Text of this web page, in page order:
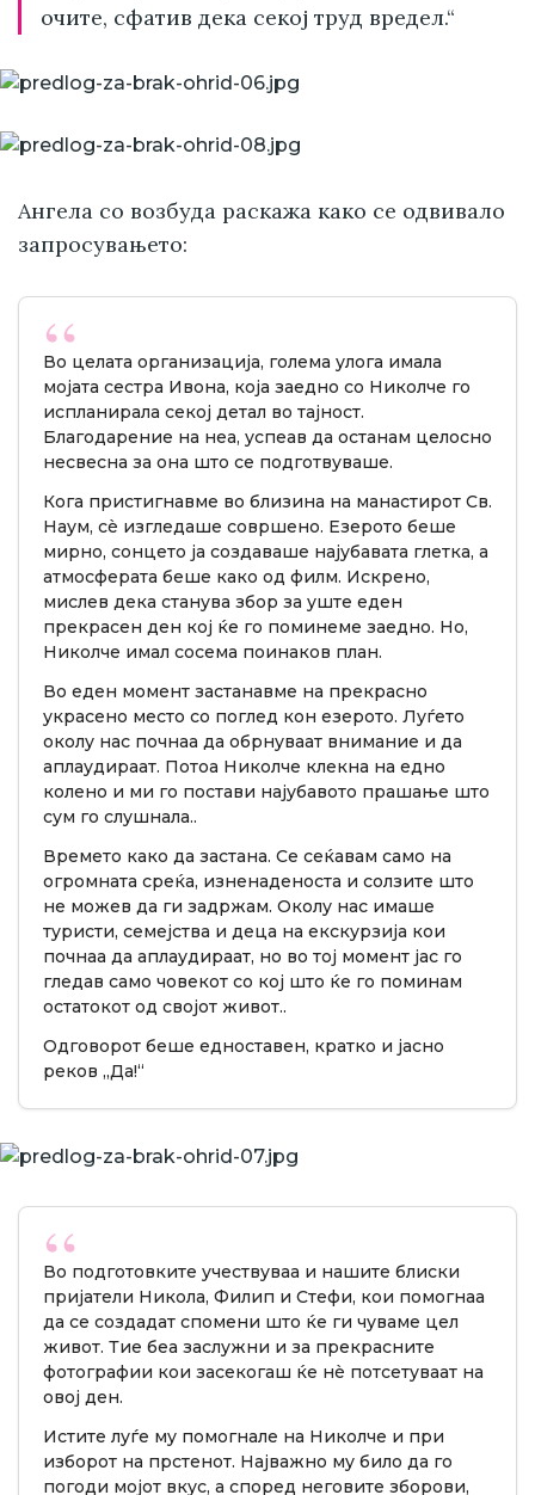
очите, сфатив дека секој труд вредел.“
Ангела со возбуда раскажа како се одвивало
запросувањето:
Во целата организација, голема улога имала
мојата сестра Ивона, која заедно со Николче го
испланирала секој детал во тајност.
Благодарение на неа, успеав да останам целосно
несвесна за она што се подготвуваше.
Кога пристигнавме во близина на манастирот Св.
Наум, сè изгледаше совршено. Езерото беше
мирно, сонцето ја создаваше најубавата глетка, а
атмосферата беше како од филм. Искрено,
мислев дека станува збор за уште еден
прекрасен ден кој ќе го поминеме заедно. Но,
Николче имал сосема поинаков план.
Во еден момент застанавме на прекрасно
украсено место со поглед кон езерото. Луѓето
околу нас почнаа да обрнуваат внимание и да
аплаудираат. Потоа Николче клекна на едно
колено и ми го постави најубавото прашање што
сум го слушнала..
Времето како да застана. Се сеќавам само на
огромната среќа, изненаденоста и солзите што
не можев да ги задржам. Околу нас имаше
туристи, семејства и деца на екскурзија кои
почнаа да аплаудираат, но во тој момент јас го
гледав само човекот со кој што ќе го поминам
остатокот од својот живот..
Одговорот беше едноставен, кратко и јасно
реков „Да!“
Во подготовките учествуваа и нашите блиски
пријатели Никола, Филип и Стефи, кои помогнаа
да се создадат спомени што ќе ги чуваме цел
живот. Тие беа заслужни и за прекрасните
фотографии кои засекогаш ќе нè потсетуваат на
овој ден.
Истите луѓе му помогнале на Николче и при
изборот на прстенот. Најважно му било да го
погоди мојот вкус, а според неговите зборови,